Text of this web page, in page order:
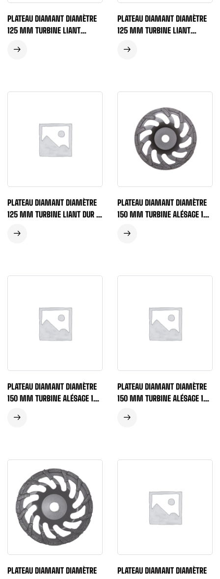
PLATEAU DIAMANT DIAMÈTRE
125 MM TURBINE LIANT
PLATEAU DIAMANT DIAMÈTRE
125 MM TURBINE LIANT
PLATEAU DIAMANT DIAMÈTRE
125 MM TURBINE LIANT DUR –
PLATEAU DIAMANT DIAMÈTRE
150 MM TURBINE ALÉSAGE 19
PLATEAU DIAMANT DIAMÈTRE
150 MM TURBINE ALÉSAGE 19
PLATEAU DIAMANT DIAMÈTRE
150 MM TURBINE ALÉSAGE 19
PLATEAU DIAMANT DIAMÈTRE
PLATEAU DIAMANT DIAMÈTRE